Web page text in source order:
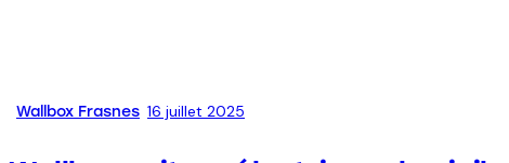
Wallbox Frasnes 16 juillet 2025